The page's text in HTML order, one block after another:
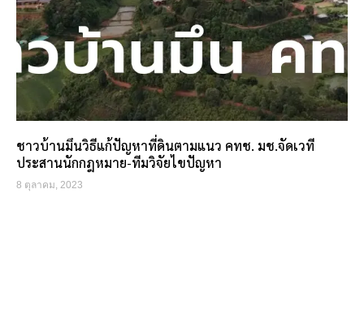
ชาวบ้านมึนวิธีแก้ปัญหาที่ดินตามแนว คทช. มช.จัดเวที
ประสานนักกฎหมาย-ทีมวิจัยไขปัญหา
8 ตุลาคม, 2023